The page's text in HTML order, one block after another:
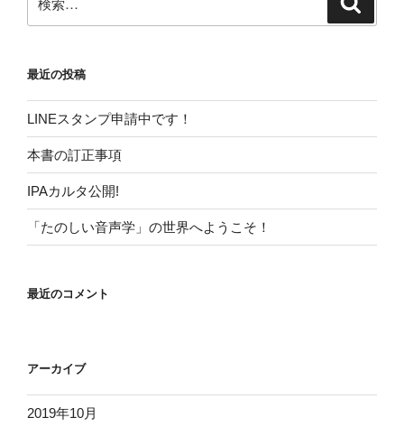
索:
最近の投稿
LINEスタンプ申請中です！
本書の訂正事項
IPAカルタ公開!
「たのしい音声学」の世界へようこそ！
最近のコメント
アーカイブ
2019年10月